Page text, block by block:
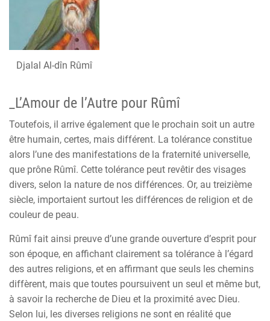
Djalal Al-dîn Rûmî
_L’Amour de l’Autre pour Rûmî
Toutefois, il arrive également que le prochain soit un autre
être humain, certes, mais différent. La tolérance constitue
alors l’une des manifestations de la fraternité universelle,
que prône Rûmî. Cette tolérance peut revêtir des visages
divers, selon la nature de nos différences. Or, au treizième
siècle, importaient surtout les différences de religion et de
couleur de peau.
Rûmî fait ainsi preuve d’une grande ouverture d’esprit pour
son époque, en affichant clairement sa tolérance à l’égard
des autres religions, et en affirmant que seuls les chemins
diffèrent, mais que toutes poursuivent un seul et même but,
à savoir la recherche de Dieu et la proximité avec Dieu.
Selon lui, les diverses religions ne sont en réalité que